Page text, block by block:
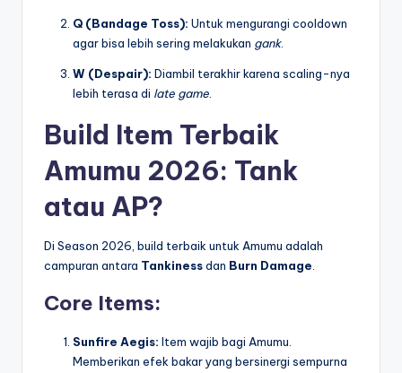
Q (Bandage Toss): Untuk mengurangi cooldown
agar bisa lebih sering melakukan gank.
W (Despair): Diambil terakhir karena scaling-nya
lebih terasa di late game.
Build Item Terbaik
Amumu 2026: Tank
atau AP?
Di Season 2026, build terbaik untuk Amumu adalah
campuran antara Tankinessdan Burn Damage.
Core Items:
Sunfire Aegis: Item wajib bagi Amumu.
Memberikan efek bakar yang bersinergi sempurna